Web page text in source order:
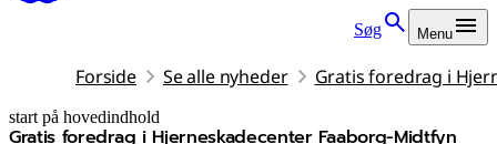
Søg Menu
Forside Se alle nyheder Gratis foredrag i
start på hovedindhold
Gratis foredrag i Hjerneskadecenter Faaborg-Midtfyn
senest opdateret 4. november 2025